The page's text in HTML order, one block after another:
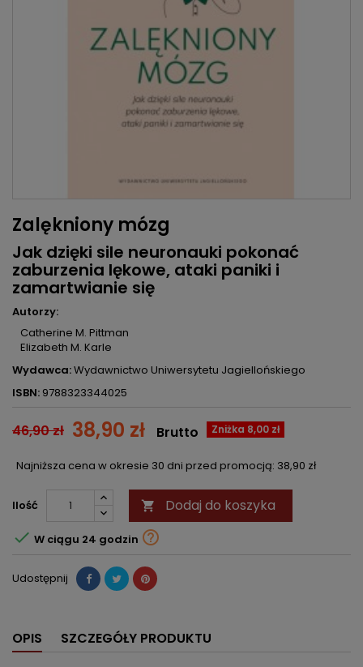
Zalękniony mózg
Jak dzięki sile neuronauki pokonać
zaburzenia lękowe, ataki paniki i
zamartwianie się
Autorzy:
Catherine M. Pittman
Elizabeth M. Karle
Wydawca:Wydawnictwo Uniwersytetu Jagiellońskiego
ISBN: 9788323344025
46,90 zł 38,90 zł Zniżka 8,00 zł
Brutto
Najniższa cena w okresie 30 dni przed promocją: 38,90 zł
Ilość  Dodaj do koszyka
 W ciągu 24 godzin 
Udostępnij
OPIS SZCZEGÓŁY PRODUKTU